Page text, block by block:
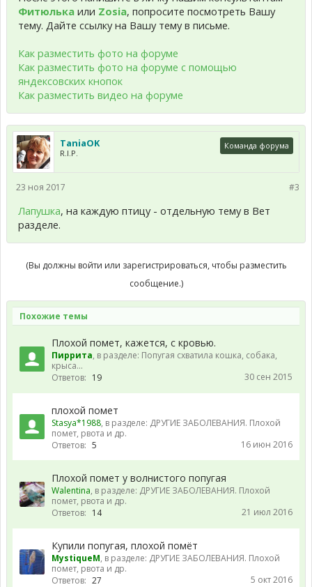
Фитюлька или Zosia, попросите посмотреть Вашу
тему. Дайте ссылку на Вашу тему в письме.
Как разместить фото на форуме
Как разместить фото на форуме с помощью
яндексовских кнопок
Как разместить видео на форуме
TaniaOK
R.I.P.
Команда форума
#3
23 ноя 2017
Лапушка, на каждую птицу - отдельную тему в Вет
разделе.
(Вы должны войти или зарегистрироваться, чтобы разместить
сообщение.)
Похожие темы
Плохой помет, кажется, с кровью.
Пиррита, в разделе: Попугая схватила кошка, собака,
крыса...
Ответов: 19 30 сен 2015
плохой помет
Stasya*1988, в разделе: ДРУГИЕ ЗАБОЛЕВАНИЯ. Плохой
помет, рвота и др.
Ответов: 5 16 июн 2016
Плохой помет у волнистого попугая
Walentina, в разделе: ДРУГИЕ ЗАБОЛЕВАНИЯ. Плохой
помет, рвота и др.
Ответов: 14 21 июл 2016
Купили попугая, плохой помёт
MystiqueM, в разделе: ДРУГИЕ ЗАБОЛЕВАНИЯ. Плохой
помет, рвота и др.
Ответов: 27 5 окт 2016